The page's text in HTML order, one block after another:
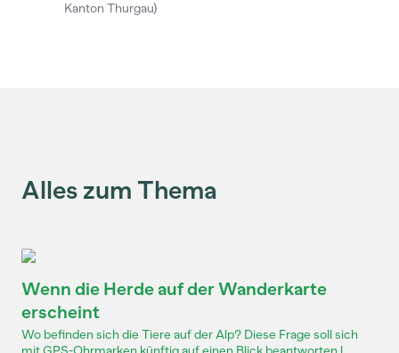
Kanton Thurgau)
Alles zum Thema
Wenn die Herde auf der Wanderkarte
erscheint
Wo befinden sich die Tiere auf der Alp? Diese Frage soll sich